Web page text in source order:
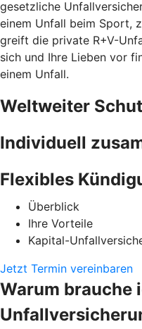
gesetzliche
einem Unfall beim Sport,
greift die private R+V-
sich und Ihre Lieben vor
einem Unfall.
Weltweiter
Individuell
Flexibles
Überblick
Ihre Vorteile
Kapital-
Jetzt Termin vereinbaren
Warum brauche